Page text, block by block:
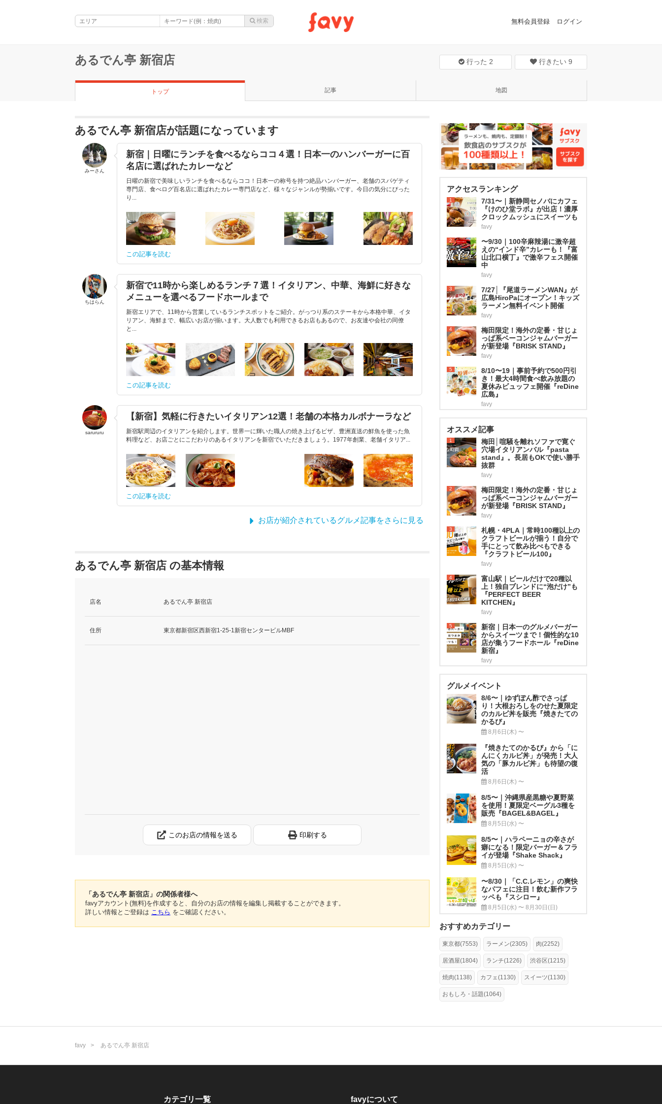
無料会員登録 ログイン
あるでん亭 新宿店 行った 2 行きたい 9
トップ 記事 地図
あるでん亭 新宿店が話題になっています
みーさん
新宿｜日曜にランチを食べるならココ４選！日本一のハンバーガーに百
名店に選ばれたカレーなど
日曜の新宿で美味しいランチを食べるならココ！日本一の称号を持つ絶品ハンバーガー、老舗のスパゲティ
専門店、食べログ百名店に選ばれたカレー専門店など、様々なジャンルが勢揃いです。今日の気分にぴった
り...
この記事を読む
ちはらん
新宿で11時から楽しめるランチ７選！イタリアン、中華、海鮮に好きな
メニューを選べるフードホールまで
新宿エリアで、11時から営業しているランチスポットをご紹介。がっつり系のステーキから本格中華、イタ
リアン、海鮮まで、幅広いお店が揃います。大人数でも利用できるお店もあるので、お友達や会社の同僚
と...
この記事を読む
sarururu
【新宿】気軽に行きたいイタリアン12選！老舗の本格カルボナーラなど
新宿駅周辺のイタリアンを紹介します。世界一に輝いた職人の焼き上げるピザ、豊洲直送の鮮魚を使った魚
料理など、お店ごとにこだわりのあるイタリアンを新宿でいただきましょう。1977年創業、老舗イタリア...
この記事を読む
お店が紹介されているグルメ記事をさらに見る
あるでん亭 新宿店 の基本情報
店名 あるでん亭 新宿店
住所 東京都新宿区西新宿1-25-1新宿センタービルMBF
このお店の情報を送る 印刷する
「あるでん亭 新宿店」の関係者様へ
favyアカウント(無料)を作成すると、自分のお店の情報を編集し掲載することができます。
詳しい情報とご登録は こちら をご確認ください。
アクセスランキング
1
7/31〜｜新静岡セノバにカフェ
『けのひ堂ラボ』が出店！濃厚
クロックムッシュにスイーツも
favy
2
〜9/30｜100辛麻辣湯に激辛超
えの“インド辛”カレーも！『富
山北口横丁』で激辛フェス開催
中
favy
3
7/27│『尾道ラーメンWAN』が
広島HiroPaにオープン！キッズ
ラーメン無料イベント開催
favy
4
梅田限定！海外の定番・甘じょ
っぱ系ベーコンジャムバーガー
が新登場『BRISK STAND』
favy
5
8/10〜19｜事前予約で500円引
き！最大4時間食べ飲み放題の
夏休みビュッフェ開催『reDine
広島』
favy
オススメ記事
1
梅田│喧騒を離れソファで寛ぐ
穴場イタリアンバル『pasta
stand』。長居もOKで使い勝手
抜群
favy
2
梅田限定！海外の定番・甘じょ
っぱ系ベーコンジャムバーガー
が新登場『BRISK STAND』
favy
3
札幌・4PLA｜常時100種以上の
クラフトビールが揃う！自分で
手にとって飲み比べもできる
『クラフトビール100』
favy
4
富山駅｜ビールだけで20種以
上！独自ブレンドに“泡だけ”も
『PERFECT BEER
KITCHEN』
favy
5
新宿｜日本一のグルメバーガー
からスイーツまで！個性的な10
店が集うフードホール『reDine
新宿』
favy
グルメイベント
8/6〜｜ゆずぽん酢でさっぱ
り！大根おろしをのせた夏限定
のカルビ丼を販売『焼きたての
かるび』
8月6日(木) 〜
『焼きたてのかるび』から「に
んにくカルビ丼」が発売！大人
気の「豚カルビ丼」も待望の復
活
8月6日(木) 〜
8/5〜｜沖縄県産黒糖や夏野菜
を使用！夏限定ベーグル3種を
販売『BAGEL&BAGEL』
8月5日(水) 〜
8/5〜｜ハラペーニョの辛さが
癖になる！限定バーガー＆フラ
イが登場『Shake Shack』
8月5日(水) 〜
〜8/30｜「C.C.レモン」の爽快
なパフェに注目！飲む新作フラ
ッペも『スシロー』
8月5日(水) 〜 8月30日(日)
おすすめカテゴリー
東京都(7553) ラーメン(2305) 肉(2252)
居酒屋(1804) ランチ(1226) 渋谷区(1215)
焼肉(1138) カフェ(1130) スイーツ(1130)
おもしろ・話題(1064)
favy あるでん亭 新宿店
カテゴリ一覧 favyについて